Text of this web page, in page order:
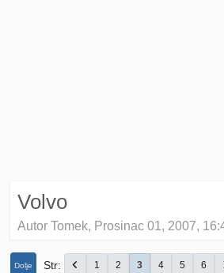
Volvo
Autor Tomek, Prosinac 01, 2007,
Dolje Str 1 2 3 4 5 6